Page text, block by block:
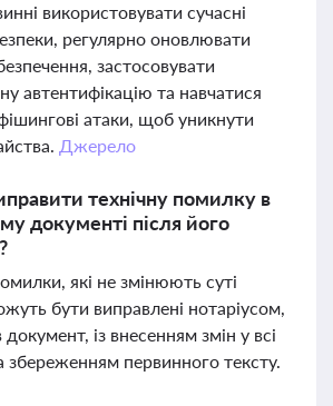
використовувати сучасні
регулярно оновлювати
застосовувати
автентифікацію та навчатися
атаки, щоб уникнути
Джерело
технічну помилку в
документі після його
які не змінюють суті
бути виправлені нотаріусом,
із внесенням змін у всі
збереженням первинного тексту.